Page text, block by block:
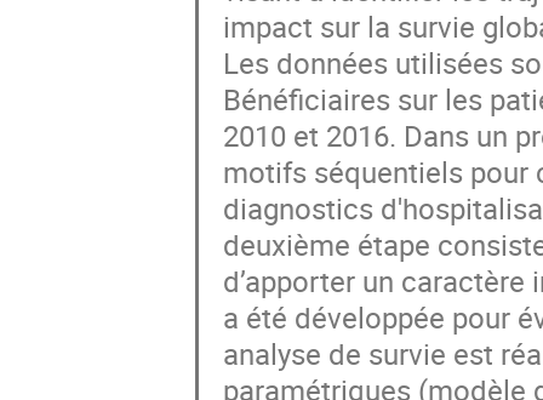
impact sur la survie
Les données utilisées
Bénéficiaires sur les
2010 et 2016. Dans un
motifs séquentiels pour
diagnostics
deuxième étape
d’apporter un
a été développée pour
analyse de survie est
paramétriques (modèle